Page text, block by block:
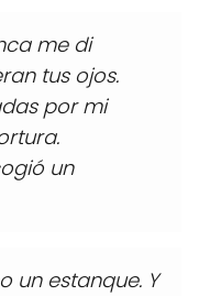
me di
tus ojos.
por mi
un
un estanque. Y